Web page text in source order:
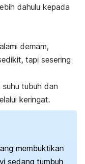
dahulu kepada
demam,
tapi sesering
tubuh dan
keringat.
membuktikan
sedang tumbuh